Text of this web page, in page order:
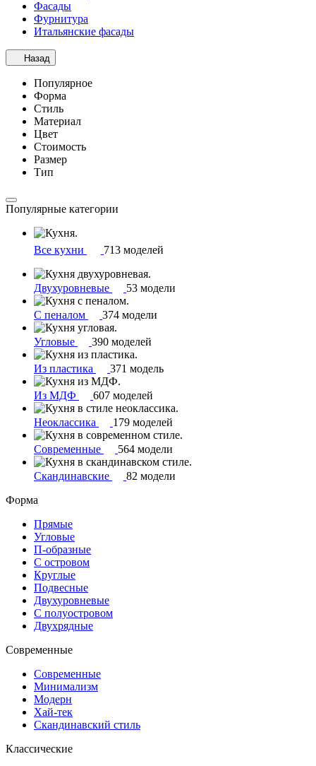
Фасады
Фурнитура
Итальянские фасады
Назад
Популярное
Форма
Стиль
Материал
Цвет
Стоимость
Размер
Тип
Популярные категории
Все кухни 713 моделей
Двухуровневые 53 модели
С пеналом 374 модели
Угловые 390 моделей
Из пластика 371 модель
Из МДФ 607 моделей
Неоклассика 179 моделей
Современные 564 модели
Скандинавские
82 модели
Форма
Прямые
Угловые
П-образные
С островом
Круглые
Подвесные
Двухуровневые
С полуостровом
Двухрядные
Современные
Современные
Минимализм
Модерн
Хай-тек
Скандинавский стиль
Классические